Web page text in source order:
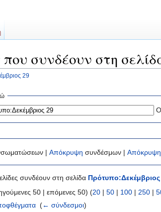
που συνδέουν στη
29
| Απόκρυψη συνδέσμων | Απόκρυψη
συνδέουν στη σελίδα
50 | επόμενες 50) (20 | 50 | 100 | 250 |
‎(← σύνδεσμοι)